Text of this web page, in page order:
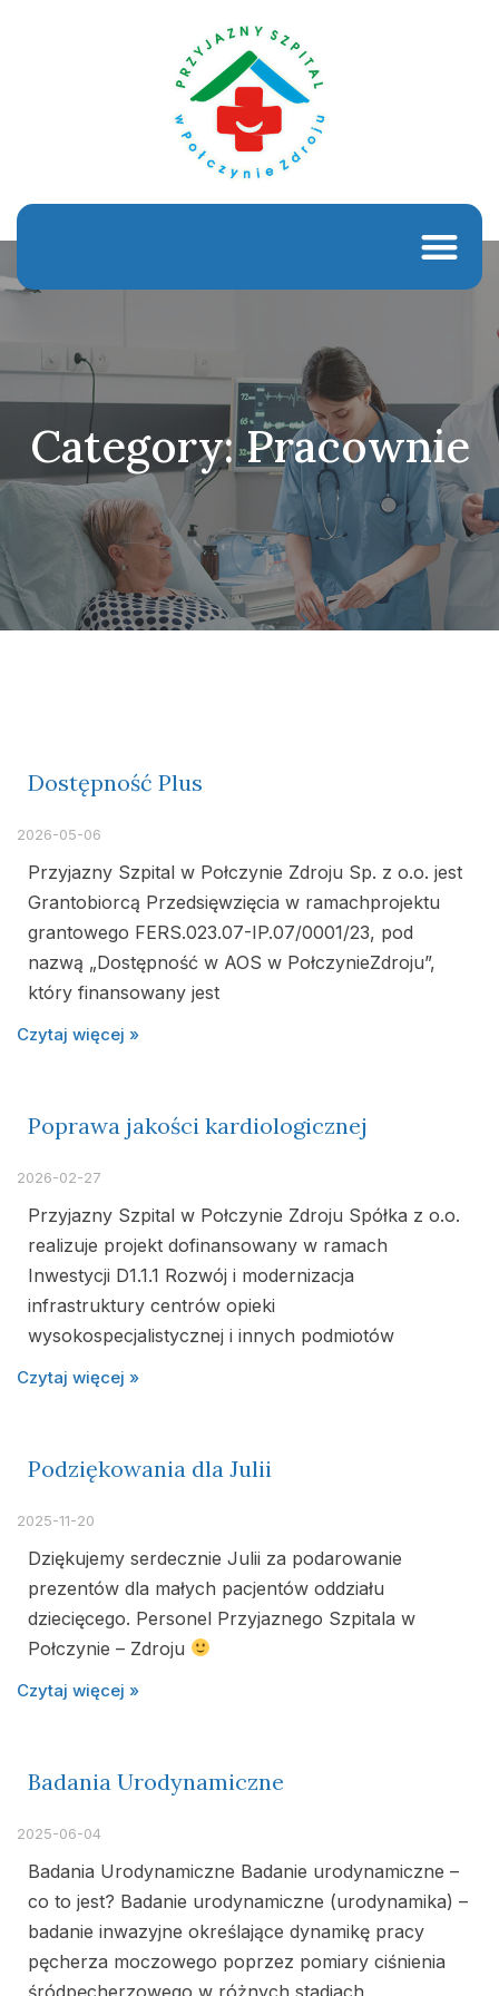
Category: Pracownie
Dostępność Plus
2026-05-06
Przyjazny Szpital w Połczynie Zdroju Sp. z o.o. jest
Grantobiorcą Przedsięwzięcia w ramachprojektu
grantowego FERS.023.07-IP.07/0001/23, pod
nazwą „Dostępność w AOS w PołczynieZdroju”,
który finansowany jest
Czytaj więcej »
Poprawa jakości kardiologicznej
2026-02-27
Przyjazny Szpital w Połczynie Zdroju Spółka z o.o.
realizuje projekt dofinansowany w ramach
Inwestycji D1.1.1 Rozwój i modernizacja
infrastruktury centrów opieki
wysokospecjalistycznej i innych podmiotów
Czytaj więcej »
Podziękowania dla Julii
2025-11-20
Dziękujemy serdecznie Julii za podarowanie
prezentów dla małych pacjentów oddziału
dziecięcego. Personel Przyjaznego Szpitala w
Połczynie – Zdroju
Czytaj więcej »
Badania Urodynamiczne
2025-06-04
Badania Urodynamiczne Badanie urodynamiczne –
co to jest? Badanie urodynamiczne (urodynamika) –
badanie inwazyjne określające dynamikę pracy
pęcherza moczowego poprzez pomiary ciśnienia
śródpęcherzowego w różnych stadiach